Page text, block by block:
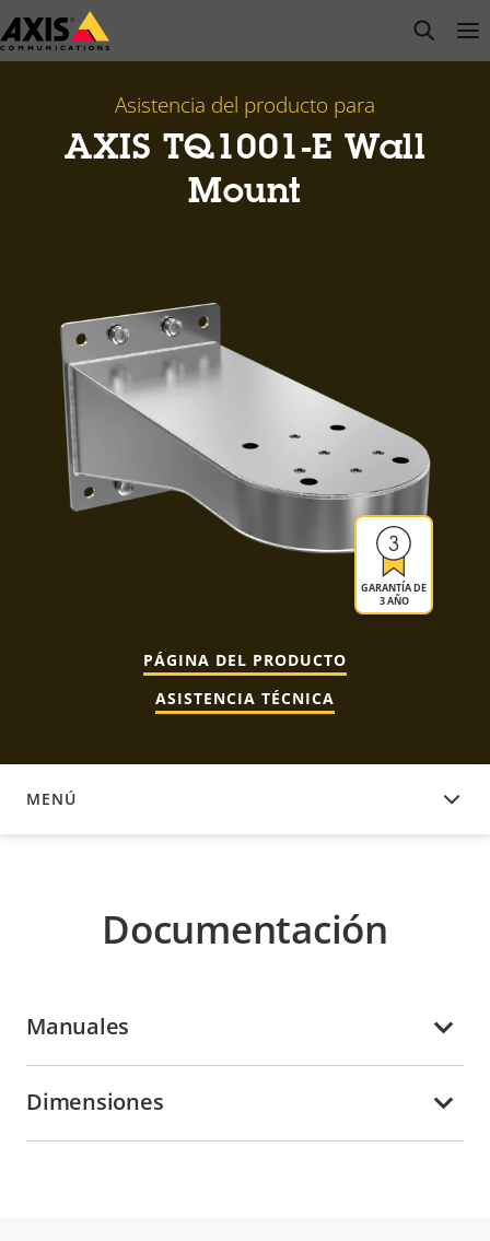
Saltar
al
open
Asistencia del producto para
AXIS TQ1001-E Wall
Mount
GARANTÍA DE
3 AÑO
PÁGINA DEL PRODUCTO
ASISTENCIA TÉCNICA
MENÚ
DOCUMENTACIÓN
Documentación
Manuales
Dimensiones